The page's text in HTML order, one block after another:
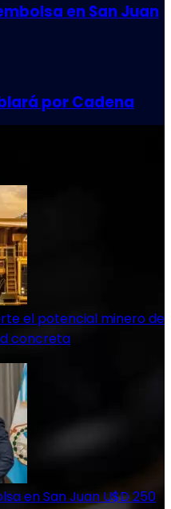
en San Juan
por Cadena
el potencial minero de
concreta
en San Juan U$D 250